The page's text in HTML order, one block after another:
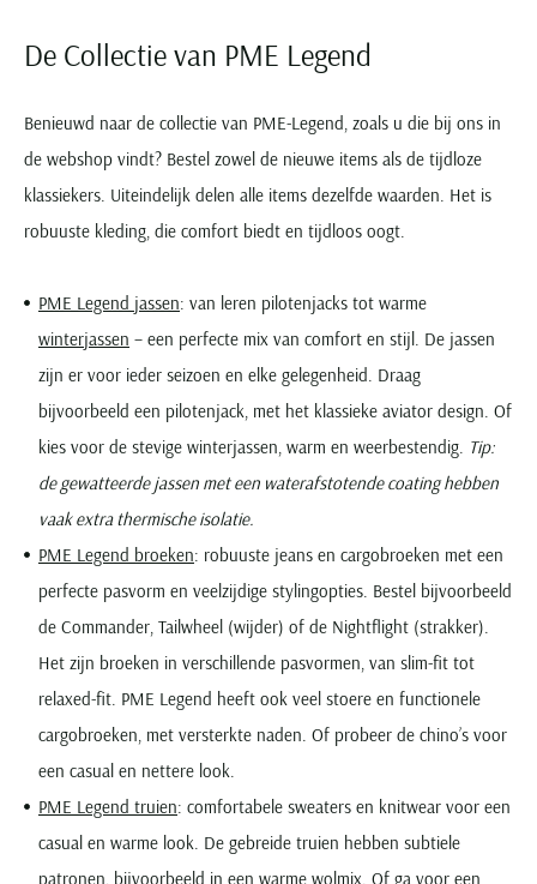
De Collectie van PME Legend
Benieuwd naar de collectie van PME-Legend, zoals u die bij ons in
de webshop vindt? Bestel zowel de nieuwe items als de tijdloze
klassiekers. Uiteindelijk delen alle items dezelfde waarden. Het is
robuuste kleding, die comfort biedt en tijdloos oogt.
PME Legend jassen: van leren pilotenjacks tot warme
winterjassen – een perfecte mix van comfort en stijl. De jassen
zijn er voor ieder seizoen en elke gelegenheid. Draag
bijvoorbeeld een pilotenjack, met het klassieke aviator design. Of
kies voor de stevige winterjassen, warm en weerbestendig. Tip:
de gewatteerde jassen met een waterafstotende coating hebben
vaak extra thermische isolatie.
PME Legend broeken: robuuste jeans en cargobroeken met een
perfecte pasvorm en veelzijdige stylingopties. Bestel bijvoorbeeld
de Commander, Tailwheel (wijder) of de Nightflight (strakker).
Het zijn broeken in verschillende pasvormen, van slim-fit tot
relaxed-fit. PME Legend heeft ook veel stoere en functionele
cargobroeken, met versterkte naden. Of probeer de chino’s voor
een casual en nettere look.
PME Legend truien: comfortabele sweaters en knitwear voor een
casual en warme look. De gebreide truien hebben subtiele
patronen, bijvoorbeeld in een warme wolmix. Of ga voor een